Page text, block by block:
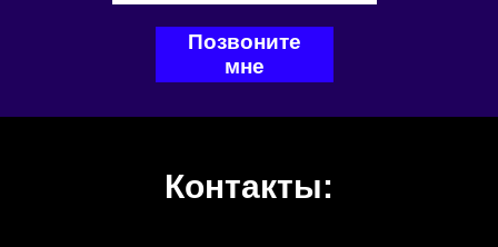
Позвоните
мне
Контакты: